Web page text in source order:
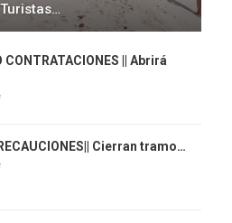
Turistas…
CONTRATACIONES || Abrirá
Cierran tramo…